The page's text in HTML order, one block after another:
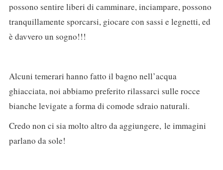
possono sentire liberi di camminare, inciampare, possono
tranquillamente sporcarsi, giocare con sassi e legnetti, ed
è davvero un sogno!!!
Alcuni temerari hanno fatto il bagno nell’acqua
ghiacciata, noi abbiamo preferito rilassarci sulle rocce
bianche levigate a forma di comode sdraio naturali.
Credo non ci sia molto altro da aggiungere, le immagini
parlano da sole!